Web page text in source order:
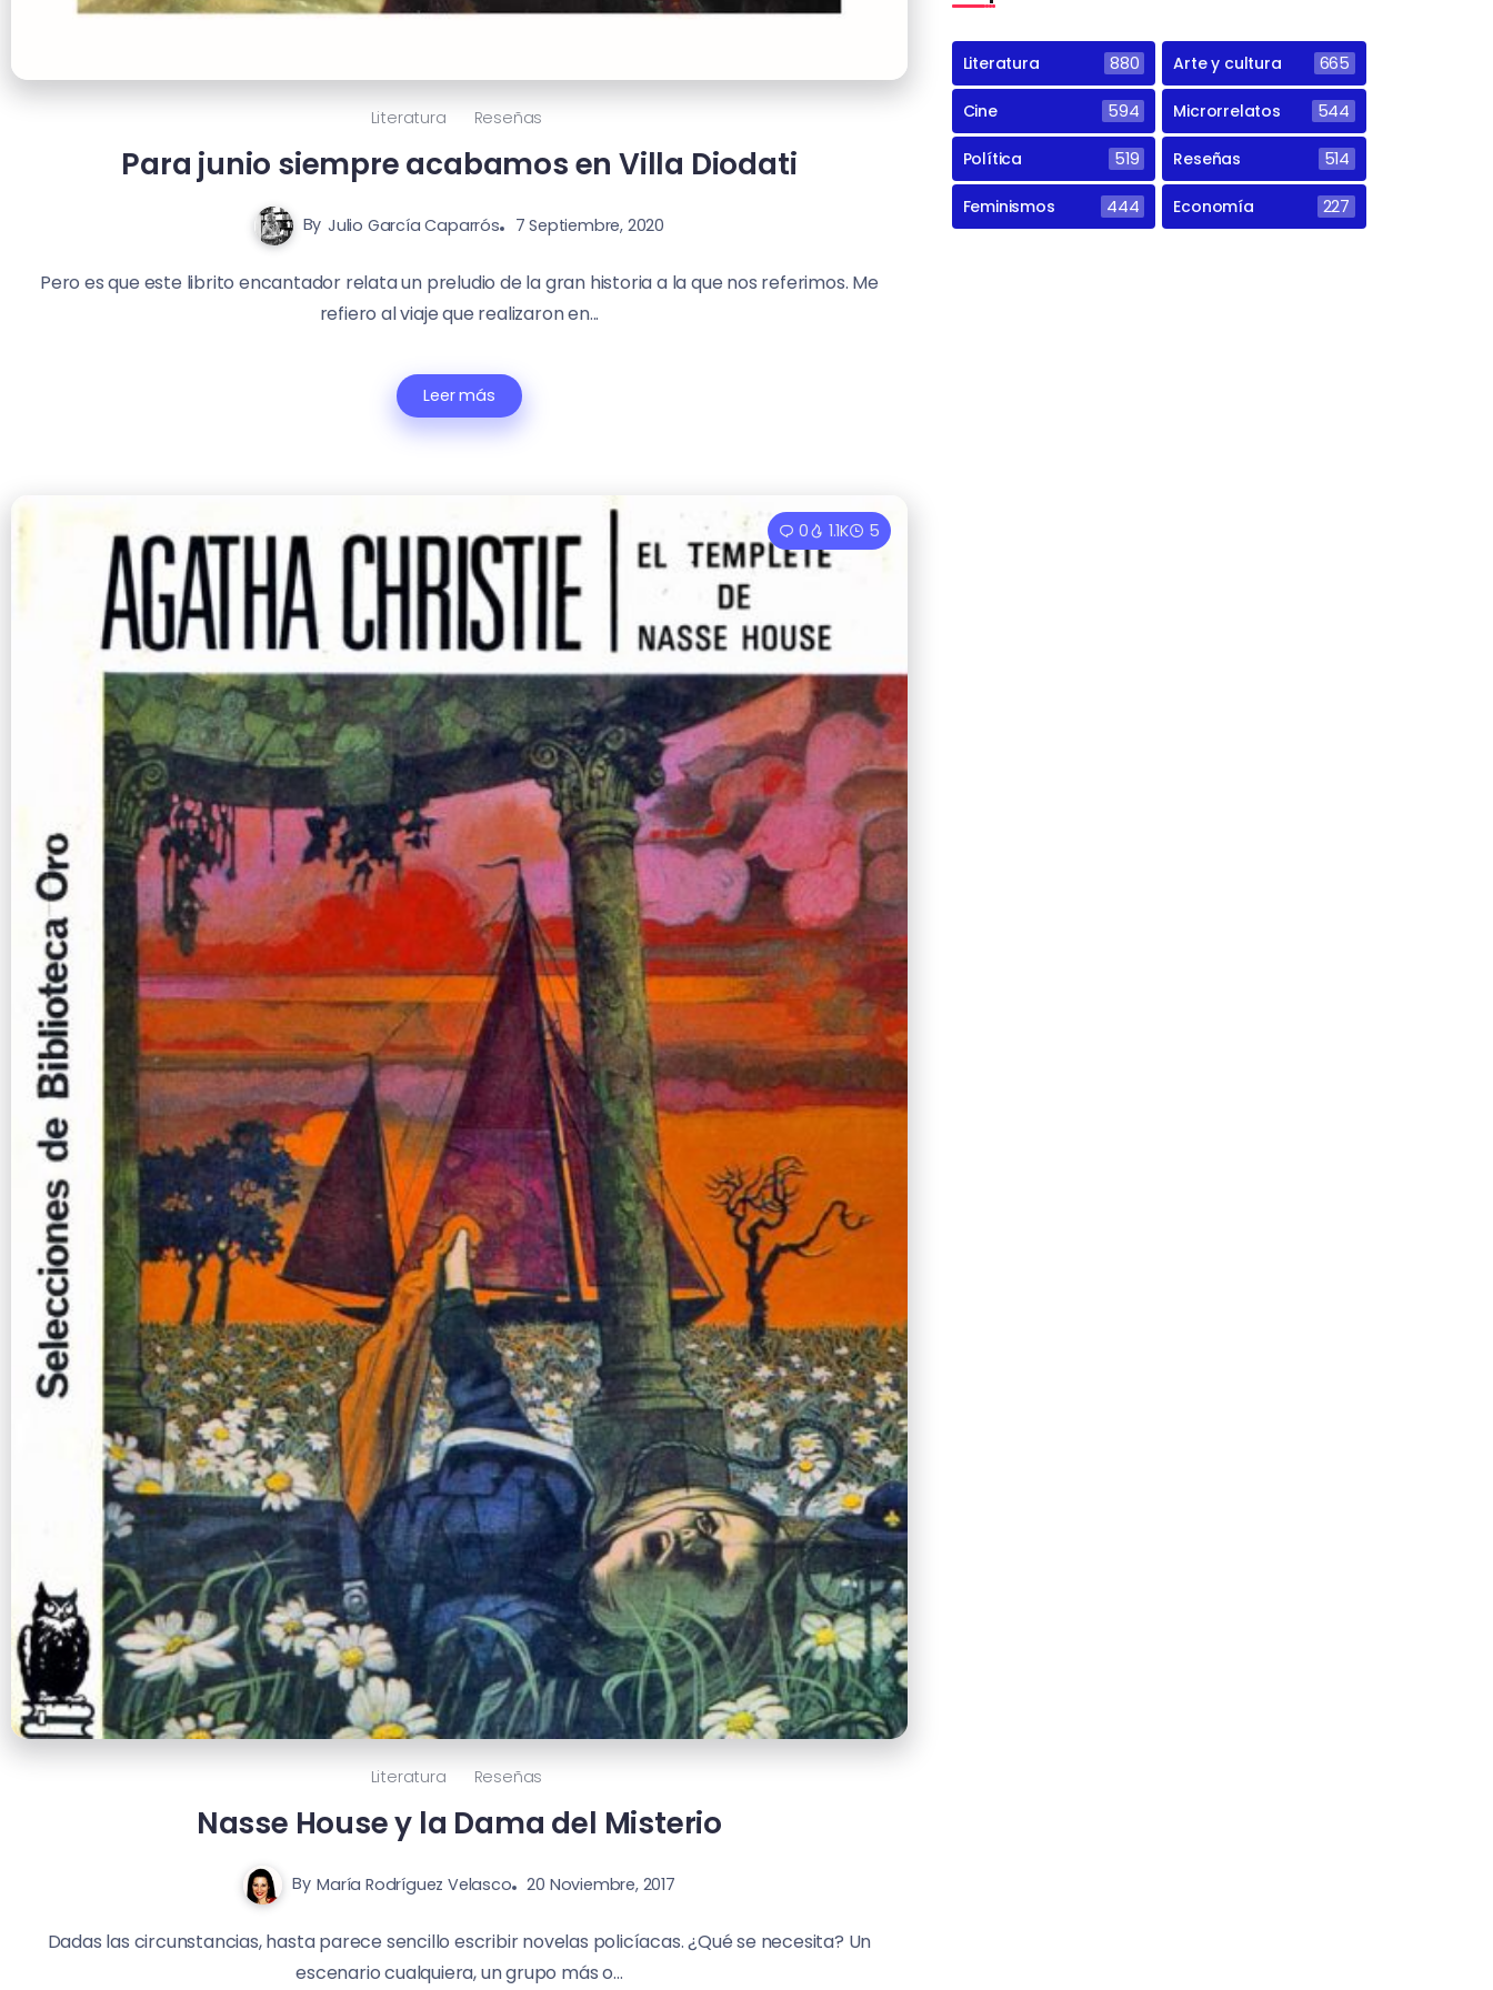
Literatura Reseñas
Para junio siempre acabamos en Villa Diodati
By Julio García Caparrós 7 Septiembre, 2020
Pero es que este librito encantador relata un preludio de la gran historia a la que nos referimos. Me
refiero al viaje que realizaron en...
Leer más
0 1.1K 5
Literatura Reseñas
Nasse House y la Dama del Misterio
By María Rodríguez Velasco 20 Noviembre, 2017
Dadas las circunstancias, hasta parece sencillo escribir novelas policíacas. ¿Qué se necesita? Un
escenario cualquiera, un grupo más o...
Literatura 880 Arte y cultura 665
Cine 594 Microrrelatos 544
Política 519 Reseñas 514
Feminismos 444 Economía 227